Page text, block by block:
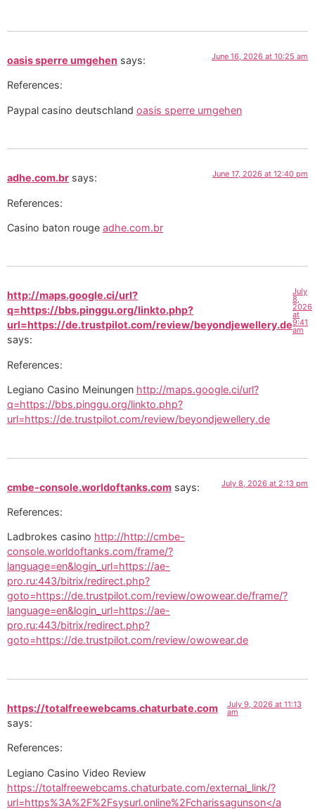
oasis sperre umgehen says: June 16, 2026 at 10:25 am
References:
Paypal casino deutschland oasis sperre umgehen
adhe.com.br says: June 17, 2026 at 12:40 pm
References:
Casino baton rouge adhe.com.br
http://maps.google.ci/url?
q=https://bbs.pinggu.org/linkto.php?
url=https://de.trustpilot.com/review/beyondjewellery.de
says:
July
8,
2026
at
9:41
am
References:
Legiano Casino Meinungen http://maps.google.ci/url?
q=https://bbs.pinggu.org/linkto.php?
url=https://de.trustpilot.com/review/beyondjewellery.de
cmbe-console.worldoftanks.com says: July 8, 2026 at 2:13 pm
References:
Ladbrokes casino http://http://cmbe-
console.worldoftanks.com/frame/?
language=en&login_url=https://ae-
pro.ru:443/bitrix/redirect.php?
goto=https://de.trustpilot.com/review/owowear.de/frame/?
language=en&login_url=https://ae-
pro.ru:443/bitrix/redirect.php?
goto=https://de.trustpilot.com/review/owowear.de
https://totalfreewebcams.chaturbate.com
says:
July 9, 2026 at 11:13
am
References:
Legiano Casino Video Review
https://totalfreewebcams.chaturbate.com/external_link/?
url=https%3A%2F%2Fsysurl.online%2Fcharissagunson</a